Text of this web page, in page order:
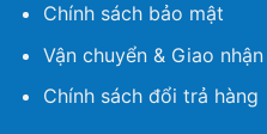
Chính sách bảo mật
Vận chuyển & Giao nhận
Chính sách đổi trả hàng